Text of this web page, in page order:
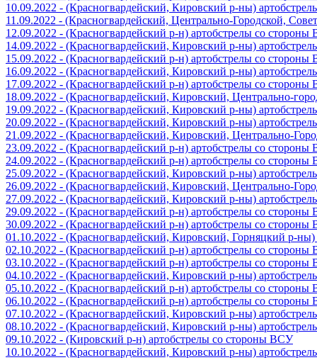
10.09.2022 - (Красногвардейский, Кировский р-ны)
11.09.2022 - (Красногвардейский, Центрально-Городской,
12.09.2022 - (Красногвардейский р-н) артобстрелы со
14.09.2022 - (Красногвардейский, Кировский р-ны)
15.09.2022 - (Красногвардейский р-н) артобстрелы со
16.09.2022 - (Красногвардейский, Кировский р-ны)
17.09.2022 - (Красногвардейский р-н) артобстрелы со
18.09.2022 - (Красногвардейский, Кировский, Центрально-
19.09.2022 - (Красногвардейский, Кировский р-ны)
20.09.2022 - (Красногвардейский, Кировский р-ны)
21.09.2022 - (Красногвардейский, Кировский, Центрально-
23.09.2022 - (Красногвардейский р-н) артобстрелы со
24.09.2022 - (Красногвардейский р-н) артобстрелы со
25.09.2022 - (Красногвардейский, Кировский р-ны)
26.09.2022 - (Красногвардейский, Кировский, Центрально-
27.09.2022 - (Красногвардейский, Кировский р-ны)
29.09.2022 - (Красногвардейский р-н) артобстрелы со
30.09.2022 - (Красногвардейский р-н) артобстрелы со
01.10.2022 - (Красногвардейский, Кировский, Горняцкий р-
02.10.2022 - (Красногвардейский р-н) артобстрелы со
03.10.2022 - (Красногвардейский р-н) артобстрелы со
04.10.2022 - (Красногвардейский, Кировский р-ны)
05.10.2022 - (Красногвардейский р-н) артобстрелы со
06.10.2022 - (Красногвардейский р-н) артобстрелы со
07.10.2022 - (Красногвардейский, Кировский р-ны)
08.10.2022 - (Красногвардейский, Кировский р-ны)
09.10.2022 - (Кировский р-н) артобстрелы со стороны ВСУ
10.10.2022 - (Красногвардейский, Кировский р-ны)